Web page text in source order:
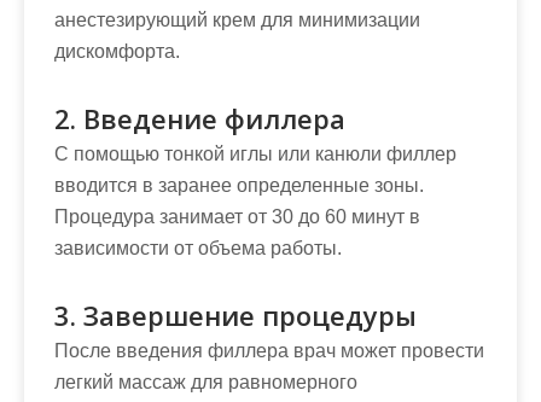
анестезирующий крем для минимизации
дискомфорта.
2. Введение филлера
С помощью тонкой иглы или канюли филлер
вводится в заранее определенные зоны.
Процедура занимает от 30 до 60 минут в
зависимости от объема работы.
3. Завершение процедуры
После введения филлера врач может провести
легкий массаж для равномерного